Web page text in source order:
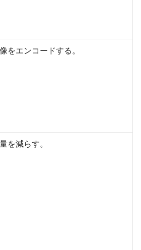
をエンコードする。
を減らす。